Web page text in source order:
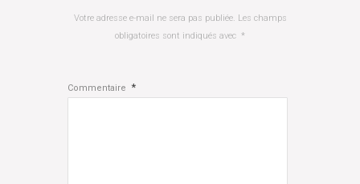
Votre adresse e-mail ne sera pas publiée. Les champs
obligatoires sont indiqués avec *
Commentaire *